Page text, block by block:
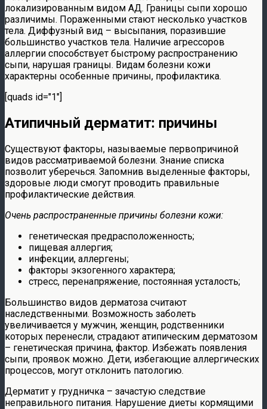
локализированным видом АД. Границы сыпи хорошо
различимы. Пораженными стают несколько участков
тела. Диффузный вид – высыпания, поразившие
большинство участков тела. Наличие агрессоров
аллергии способствует быстрому распространению
сыпи, нарушая границы. Видам болезни кожи
характерны особенные причины, профилактика.
[quads id="1"]
Атипичный дерматит: причины
Существуют факторы, называемые первопричиной
видов рассматриваемой болезни. Знание списка
позволит уберечься. Запомнив выделенные факторы,
здоровые люди смогут проводить правильные
профилактические действия.
Очень распространенные причины болезни кожи:
генетическая предрасположенность;
пищевая аллергия;
инфекции, аллергены;
факторы экзогенного характера;
стресс, перенапряжение, постоянная усталость;
Большинство видов дерматоза считают
наследственными. Возможность заболеть
увеличивается у мужчин, женщин, родственники
которых перенесли, страдают атипическим дерматозом
– генетическая причина, фактор. Избежать появления
сыпи, проявок можно. Дети, избегающие аллергических
процессов, могут отклонить патологию.
Дерматит у грудничка – зачастую следствие
неправильного питания. Нарушение диеты кормящими